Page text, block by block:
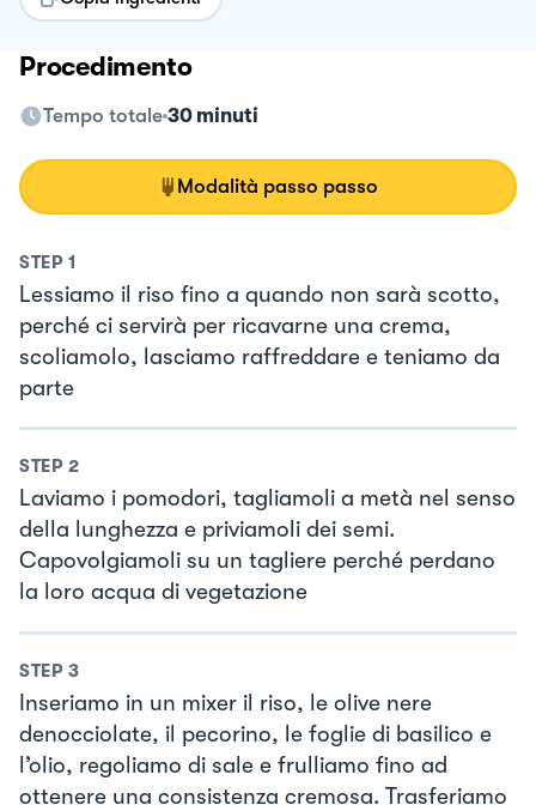
Procedimento
Tempo totale 30 minuti
Modalità passo passo
STEP 1
Lessiamo il riso fino a quando non sarà scotto,
perché ci servirà per ricavarne una crema,
scoliamolo, lasciamo raffreddare e teniamo da
parte
STEP 2
Laviamo i pomodori, tagliamoli a metà nel senso
della lunghezza e priviamoli dei semi.
Capovolgiamoli su un tagliere perché perdano
la loro acqua di vegetazione
STEP 3
Inseriamo in un mixer il riso, le olive nere
denocciolate, il pecorino, le foglie di basilico e
l’olio, regoliamo di sale e frulliamo fino ad
ottenere una consistenza cremosa. Trasferiamo